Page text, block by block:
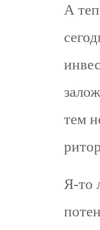
А
тем
Я-то